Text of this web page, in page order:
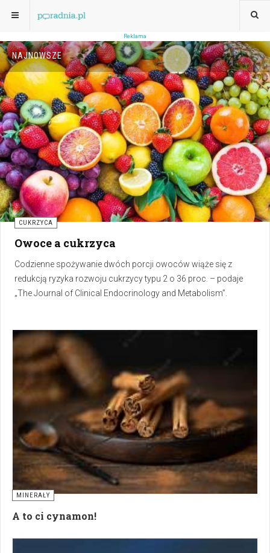
NAJNOWSZE
CUKRZYCA
Owoce a cukrzyca
Codzienne spożywanie dwóch porcji owoców wiąże się z
redukcją ryzyka rozwoju cukrzycy typu 2 o 36 proc. – podaje
„The Journal of Clinical Endocrinology and Metabolism”.
MINERAŁY
A to ci cynamon!